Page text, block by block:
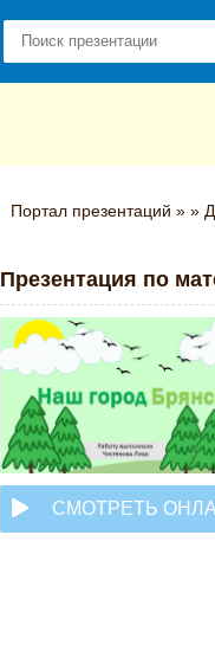
Портал презентаций » »
Презентация по
СМОТРЕТЬ